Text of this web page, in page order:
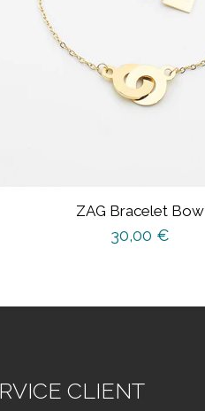
ZAG Bracelet Bow
30,00 €
CLIENT